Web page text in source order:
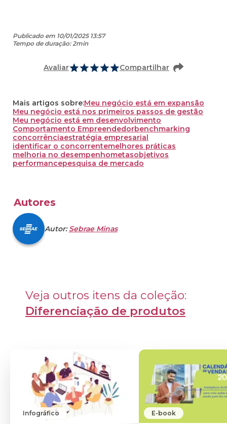
Publicado em 10/01/2025 13:57
Tempo de duração: 2min
Avaliar Compartilhar
Mais artigos sobre:Meu negócio está em expansão
Meu negócio está nos primeiros passos de gestão
Meu negócio está em desenvolvimento
Comportamento Empreendedorbenchmarking
concorrênciaestratégia empresarial
identificar o concorrentemelhores práticas
melhoria no desempenhometasobjetivos
performancepesquisa de mercado
Autores
Autor:Sebrae Minas
Diferenciação de produtos
Infográfico E-book